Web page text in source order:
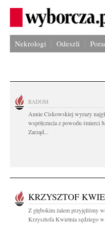
Nekrologi Odeszli
RADOM
Annie Ciskowskiej wyrazy
współczucia z powodu śmierci
Zarząd...
KRZYSZTOF
Z głębokim żalem przyjęliśmy
Krzysztofa Kwietnia sędziego